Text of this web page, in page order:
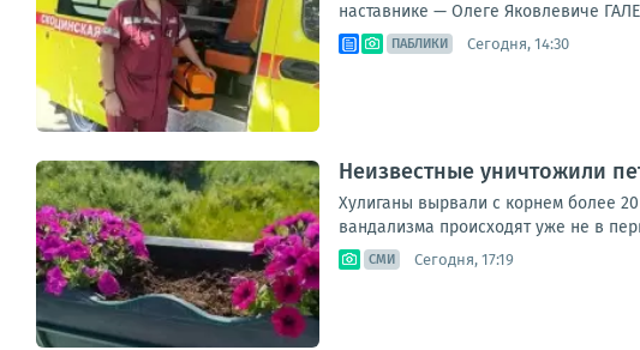
наставнике — Олеге Яковлевиче
ПАБЛИКИ Сегодня, 14:30
Неизвестные уничтожили
Хулиганы вырвали с корнем более
вандализма происходят уже не в
СМИ Сегодня, 17:19